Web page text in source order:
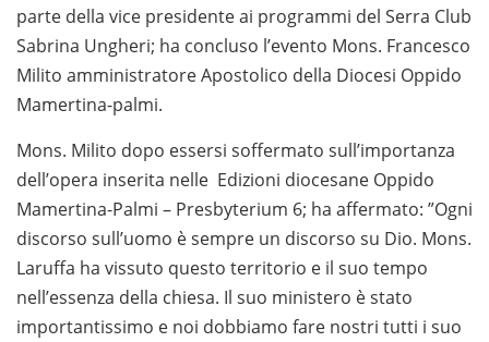
parte della vice presidente ai programmi del Serra Club
Sabrina Ungheri; ha concluso l’evento Mons. Francesco
Milito amministratore Apostolico della Diocesi Oppido
Mamertina-palmi.
Mons. Milito dopo essersi soffermato sull’importanza
dell’opera inserita nelle Edizioni diocesane Oppido
Mamertina-Palmi – Presbyterium 6; ha affermato: ”Ogni
discorso sull’uomo è sempre un discorso su Dio. Mons.
Laruffa ha vissuto questo territorio e il suo tempo
nell’essenza della chiesa. Il suo ministero è stato
importantissimo e noi dobbiamo fare nostri tutti i suo